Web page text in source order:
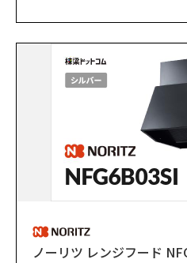
ノーリツ レンジフード